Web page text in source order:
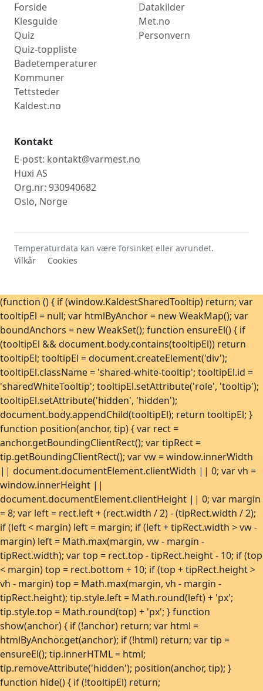
Forside
Klesguide
Quiz
Quiz-toppliste
Badetemperaturer
Kommuner
Tettsteder
Kaldest.no
Datakilder
Met.no
Personvern
Kontakt
E-post: kontakt@varmest.no
Huxi AS
Org.nr: 930940682
Oslo, Norge
Temperaturdata kan være forsinket eller avrundet.
Vilkår
Cookies
(function () { if (window.KaldestSharedTooltip) return; var
tooltipEl = null; var htmlByAnchor = new WeakMap(); var
boundAnchors = new WeakSet(); function ensureEl() { if
(tooltipEl && document.body.contains(tooltipEl)) return
tooltipEl; tooltipEl = document.createElement('div');
tooltipEl.className = 'shared-white-tooltip'; tooltipEl.id =
'sharedWhiteTooltip'; tooltipEl.setAttribute('role', 'tooltip');
tooltipEl.setAttribute('hidden', 'hidden');
document.body.appendChild(tooltipEl); return tooltipEl; }
function position(anchor, tip) { var rect =
anchor.getBoundingClientRect(); var tipRect =
tip.getBoundingClientRect(); var vw = window.innerWidth
|| document.documentElement.clientWidth || 0; var vh =
window.innerHeight ||
document.documentElement.clientHeight || 0; var margin
= 8; var left = rect.left + (rect.width / 2) - (tipRect.width / 2);
if (left < margin) left = margin; if (left + tipRect.width > vw -
margin) left = Math.max(margin, vw - margin -
tipRect.width); var top = rect.top - tipRect.height - 10; if (top
< margin) top = rect.bottom + 10; if (top + tipRect.height >
vh - margin) top = Math.max(margin, vh - margin -
tipRect.height); tip.style.left = Math.round(left) + 'px';
tip.style.top = Math.round(top) + 'px'; } function
show(anchor) { if (!anchor) return; var html =
htmlByAnchor.get(anchor); if (!html) return; var tip =
ensureEl(); tip.innerHTML = html;
tip.removeAttribute('hidden'); position(anchor, tip); }
function hide() { if (!tooltipEl) return;